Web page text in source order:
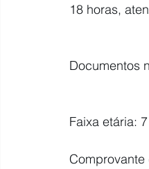
18 horas,
Documentos
Faixa etária: